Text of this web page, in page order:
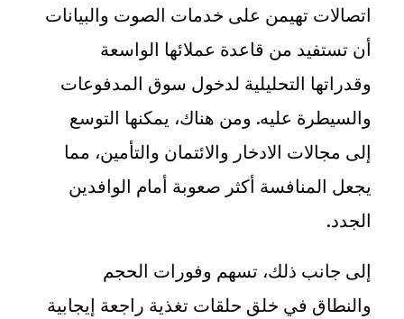
اتصالات تهيمن على خدمات الصوت والبيانات
أن تستفيد من قاعدة عملائها الواسعة
وقدراتها التحليلية لدخول سوق المدفوعات
والسيطرة عليه. ومن هناك، يمكنها التوسع
إلى مجالات الادخار والائتمان والتأمين، مما
يجعل المنافسة أكثر صعوبة أمام الوافدين
الجدد.
إلى جانب ذلك، تسهم وفورات الحجم
والنطاق في خلق حلقات تغذية راجعة إيجابية